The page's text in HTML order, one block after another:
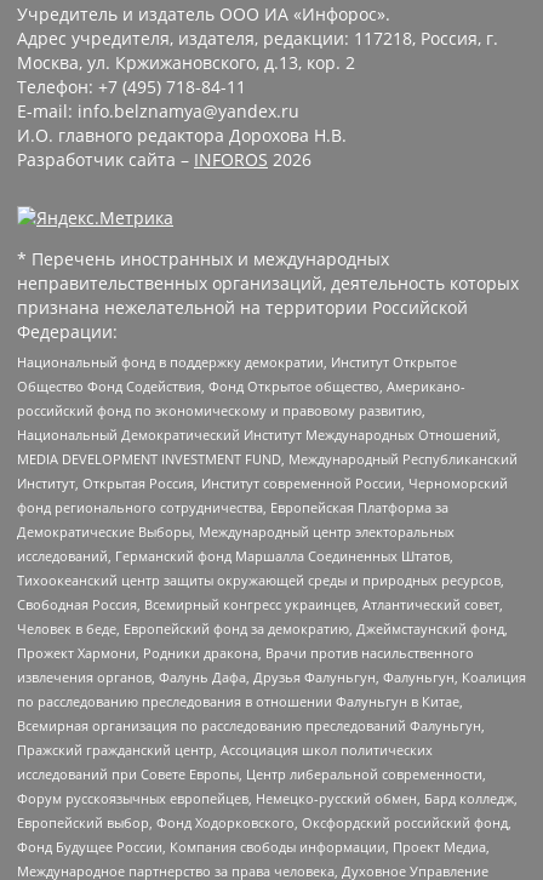
Учредитель и издатель ООО ИА «Инфорос».
Адрес учредителя, издателя, редакции: 117218, Россия, г.
Москва, ул. Кржижановского, д.13, кор. 2
Телефон: +7 (495) 718-84-11
E-mail: info.belznamya@yandex.ru
И.О. главного редактора Дорохова Н.В.
Разработчик сайта – INFOROS 2026
* Перечень иностранных и международных
неправительственных организаций, деятельность которых
признана нежелательной на территории Российской
Федерации:
Национальный фонд в поддержку демократии, Институт Открытое
Общество Фонд Содействия, Фонд Открытое общество, Американо-
российский фонд по экономическому и правовому развитию,
Национальный Демократический Институт Международных Отношений,
MEDIA DEVELOPMENT INVESTMENT FUND, Международный Республиканский
Институт, Открытая Россия, Институт современной России, Черноморский
фонд регионального сотрудничества, Европейская Платформа за
Демократические Выборы, Международный центр электоральных
исследований, Германский фонд Маршалла Соединенных Штатов,
Тихоокеанский центр защиты окружающей среды и природных ресурсов,
Свободная Россия, Всемирный конгресс украинцев, Атлантический совет,
Человек в беде, Европейский фонд за демократию, Джеймстаунский фонд,
Прожект Хармони, Родники дракона, Врачи против насильственного
извлечения органов, Фалунь Дафа, Друзья Фалуньгун, Фалуньгун, Коалиция
по расследованию преследования в отношении Фалуньгун в Китае,
Всемирная организация по расследованию преследований Фалуньгун,
Пражский гражданский центр, Ассоциация школ политических
исследований при Совете Европы, Центр либеральной современности,
Форум русскоязычных европейцев, Немецко-русский обмен, Бард колледж,
Европейский выбор, Фонд Ходорковского, Оксфордский российский фонд,
Фонд Будущее России, Компания свободы информации, Проект Медиа,
Международное партнерство за права человека, Духовное Управление